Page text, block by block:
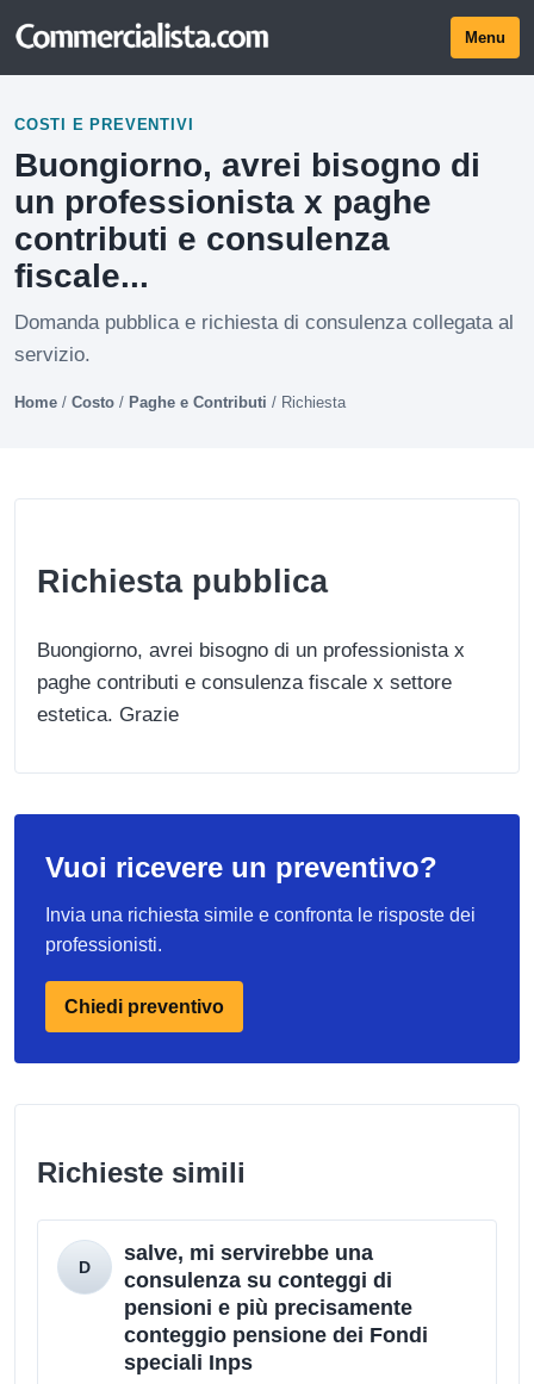
Menu
COSTI E PREVENTIVI
Buongiorno, avrei bisogno di
un professionista x paghe
contributi e consulenza
fiscale...
Domanda pubblica e richiesta di consulenza collegata al
servizio.
Home / Costo / Paghe e Contributi / Richiesta
Richiesta pubblica
Buongiorno, avrei bisogno di un professionista x
paghe contributi e consulenza fiscale x settore
estetica. Grazie
Vuoi ricevere un preventivo?
Invia una richiesta simile e confronta le risposte dei
professionisti.
Chiedi preventivo
Richieste simili
salve, mi servirebbe una
consulenza su conteggi di
pensioni e più precisamente
conteggio pensione dei Fondi
speciali Inps